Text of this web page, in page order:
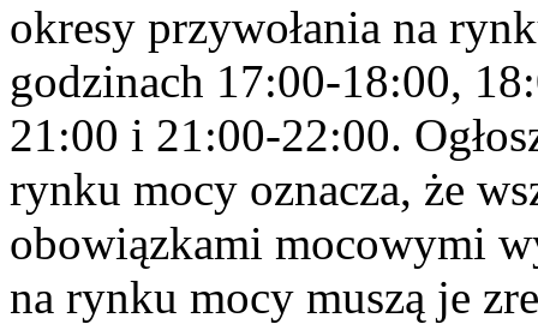
okresy przywołania na
godzinach 17:00-18:00,
21:00 i 21:00-22:00.
rynku mocy oznacza, że
obowiązkami mocowymi
na rynku mocy muszą je